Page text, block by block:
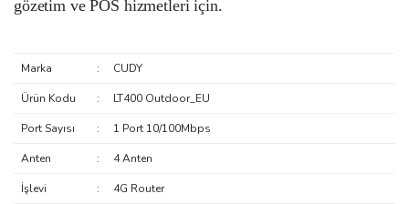
gözetim ve POS hizmetleri için.
Marka : CUDY
Ürün Kodu : LT400 Outdoor_EU
Port Sayısı : 1 Port 10/100Mbps
Anten : 4 Anten
İşlevi : 4G Router